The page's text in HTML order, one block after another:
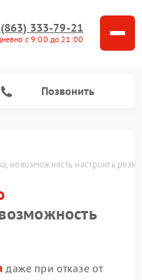
333-79-21
с 9:00 до 21:00
Позвонить
невозможность настроить
даже при отказе от